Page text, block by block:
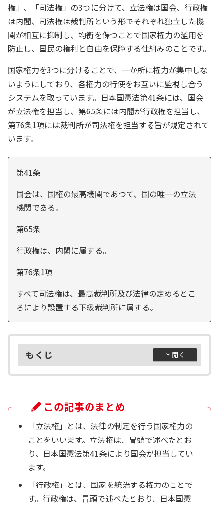
権」、「司法権」の3つに分けて、立法権は国会、行政権
は内閣、司法権は裁判所という形でそれぞれ独立した機
関が相互に抑制し、均衡を保つことで国家権力の濫用を
防止し、国民の権利と自由を保障する仕組みのことです。
国家権力を3つに分けることで、一か所に権力が集中しな
いようにしており、各権力の行使をお互いに監視し合う
システムを取っています。日本国憲法第41条には、国会
が立法権を担当し、第65条には内閣が行政権を担当し、
第76条1項には裁判所が司法権を担当する旨が規定されて
います。
第41条
国会は、国権の最高機関であつて、国の唯一の立法
機関である。
第65条
行政権は、内閣に属する。
第76条1項
すべて司法権は、最高裁判所及び法律の定めるとこ
ろにより設置する下級裁判所に属する。
もくじ
この記事のまとめ
「立法権」とは、法律の制定を行う国家権力の
ことをいいます。立法権は、冒頭で述べたとお
り、日本国憲法第41条により国会が担当してい
ます。
「行政権」とは、国家を統治する権力のことで
す。行政権は、冒頭で述べたとおり、日本国憲